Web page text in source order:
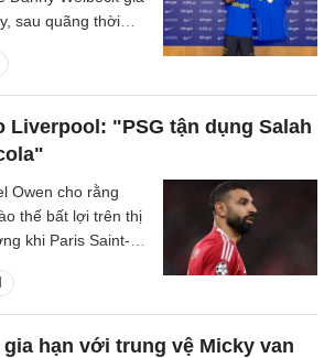
sau quãng thời
Liverpool: "PSG tận dụng Salah
Owen cho rằng
thế bất lợi trên thị
khi Paris Saint-
Salah để đẩy giá
rất cao.
hạn với trung vệ Micky van